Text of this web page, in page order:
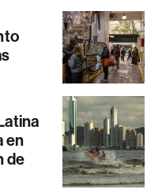
en
de